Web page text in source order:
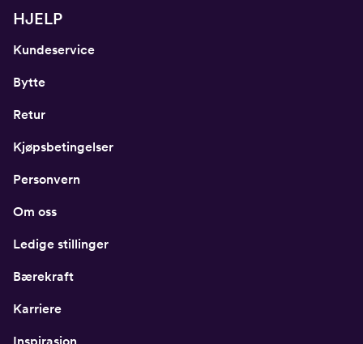
HJELP
Kundeservice
Bytte
Retur
Kjøpsbetingelser
Personvern
Om oss
Ledige stillinger
Bærekraft
Karriere